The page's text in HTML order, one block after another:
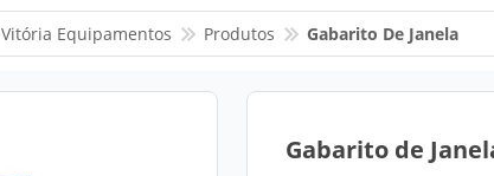
Vitória Equipamentos Produtos Gabarito De Janela
Gabarito de